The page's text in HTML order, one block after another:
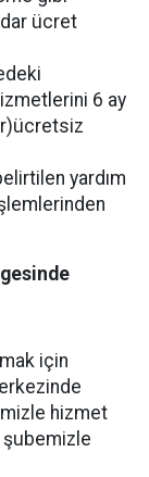
ücret
6 ay
yardım
için
hizmet